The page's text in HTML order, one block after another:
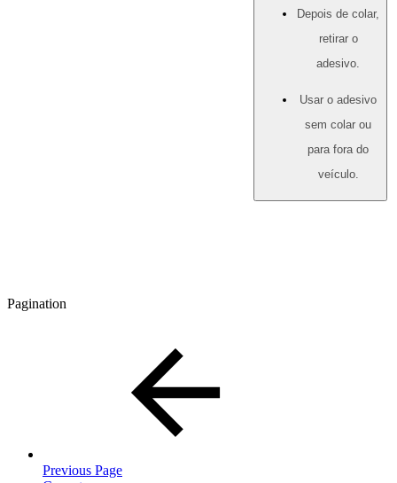
Depois de colar,
retirar o
adesivo.
Usar o adesivo
sem colar ou
para fora do
veículo.
Pagination
Previous Page